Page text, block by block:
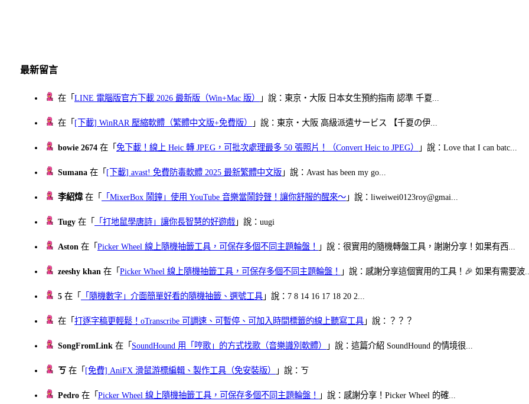
最新留言
在「LINE 電腦版官方下載 2026 最新版（Win+Mac 版） 」說：東京・大阪 日本女生預約指南 認準 千夏...
在「 [下載] WinRAR 壓縮軟體（繁體中文版+免費版） 」說：東京・大阪 高級派遣サービス 【千夏の伊...
bowie 2674 在「免下載！線上 Heic 轉 JPEG，可批次處理最多 50 張照片！（Convert Heic to JPEG） 」說：Love that I can batc...
Sumana 在「 [下載] avast! 免費防毒軟體 2025 最新繁體中文版 」說：Avast has been my go...
李紹煒在「 「MixerBox 鬧鐘」使用 YouTube 音樂當鬧鈴聲！讓你舒服的醒來～ 」說：liweiwei0123roy@gmai...
Tugy 在「 「打地鼠學唐詩」讓你長智慧的好遊戲 」說：uugi
Aston 在「Picker Wheel 線上隨機抽籤工具，可保存多個不同主題輪盤！ 」說：很實用的隨機轉盤工具，謝謝分享！如果有西...
zeeshy khan 在「Picker Wheel 線上隨機抽籤工具，可保存多個不同主題輪盤！ 」說：感謝分享這個實用的工具！🎉 如果有需要波
5 在「 「隨機數字」介面簡單好看的隨機抽籤、選號工具 」說：7 8 14 16 17 18 20 2...
在「打逐字稿更輕鬆！oTranscribe 可調速、可暫停、可加入時間標籤的線上聽寫工具 」說：？？？
SongFromLink 在「 SoundHound 用「哼歌」的方式找歌（音樂識別軟體） 」說：這篇介紹 SoundHound 的情境很...
ㄎ 在「 [免費] AniFX 滑鼠游標編輯、製作工具（免安裝版） 」說：ㄎ
Pedro 在「Picker Wheel 線上隨機抽籤工具，可保存多個不同主題輪盤！ 」說：感謝分享！Picker Wheel 的確...